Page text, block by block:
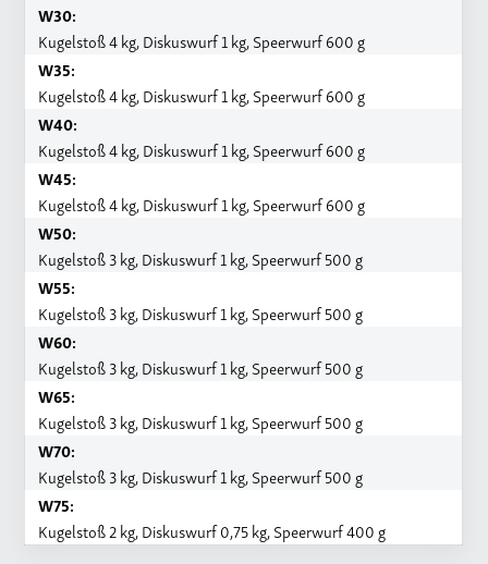
W30:
Kugelstoß 4 kg, Diskuswurf 1 kg, Speerwurf 600 g
W35:
Kugelstoß 4 kg, Diskuswurf 1 kg, Speerwurf 600 g
W40:
Kugelstoß 4 kg, Diskuswurf 1 kg, Speerwurf 600 g
W45:
Kugelstoß 4 kg, Diskuswurf 1 kg, Speerwurf 600 g
W50:
Kugelstoß 3 kg, Diskuswurf 1 kg, Speerwurf 500 g
W55:
Kugelstoß 3 kg, Diskuswurf 1 kg, Speerwurf 500 g
W60:
Kugelstoß 3 kg, Diskuswurf 1 kg, Speerwurf 500 g
W65:
Kugelstoß 3 kg, Diskuswurf 1 kg, Speerwurf 500 g
W70:
Kugelstoß 3 kg, Diskuswurf 1 kg, Speerwurf 500 g
W75:
Kugelstoß 2 kg, Diskuswurf 0,75 kg, Speerwurf 400 g